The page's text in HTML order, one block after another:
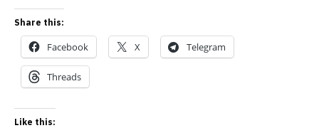
Share this:
Facebook X Telegram
Threads
Like this: